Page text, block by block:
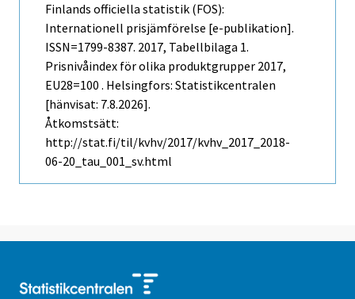
Finlands officiella statistik (FOS):
Internationell prisjämförelse [e-publikation].
ISSN=1799-8387. 2017, Tabellbilaga 1.
Prisnivåindex för olika produktgrupper 2017,
EU28=100 . Helsingfors: Statistikcentralen
[hänvisat: 7.8.2026].
Åtkomstsätt:
http://stat.fi/til/kvhv/2017/kvhv_2017_2018-
06-20_tau_001_sv.html